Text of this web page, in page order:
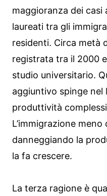
maggioranza dei casi
laureati tra gli
residenti. Circa metà
registrata tra il 2000
studio universitario.
aggiuntivo spinge nel
produttività
L’immigrazione
danneggiando la
la fa crescere.
La terza ragione è